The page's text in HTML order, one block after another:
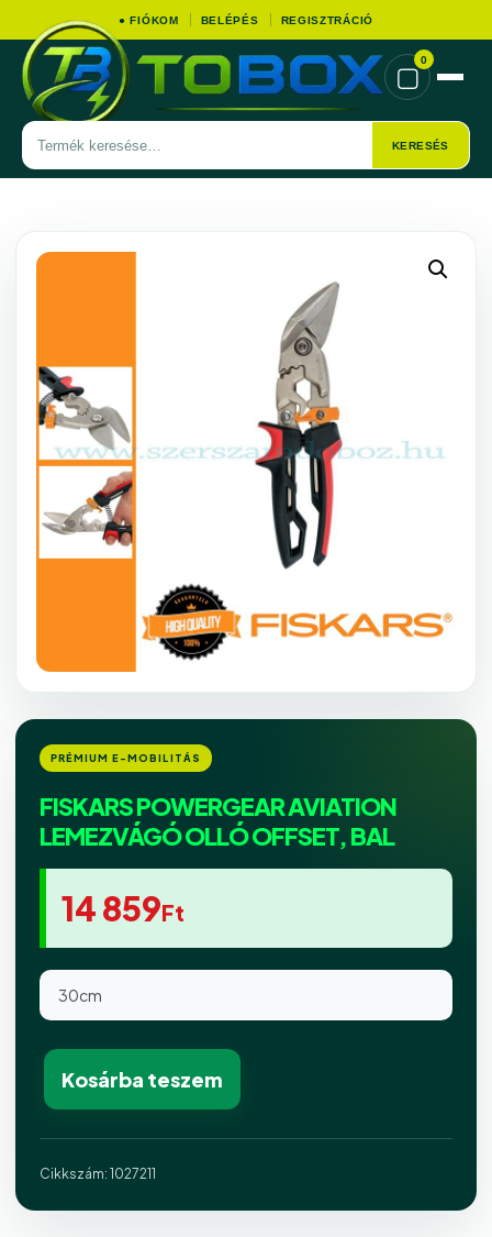
● FIÓKOM BELÉPÉS REGISZTRÁCIÓ
Termék
keresése
KERESÉS
▢
0
FISKARS POWERGEAR AVIATION
LEMEZVÁGÓ OLLÓ OFFSET, BAL
14 859Ft
30cm
Kosárba teszem
Cikkszám: 1027211